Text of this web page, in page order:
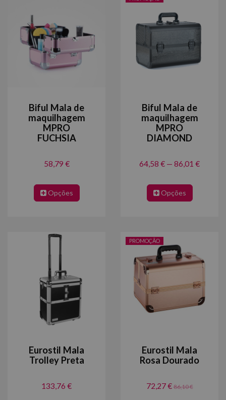
Biful Mala de
maquilhagem
MPRO
FUCHSIA
58,79 €
Opções
Biful Mala de
maquilhagem
MPRO
DIAMOND
64,58 € — 86,01 €
Opções
Eurostil Mala
Trolley Preta
133,76 €
PROMOÇÃO
Eurostil Mala
Rosa Dourado
72,27 €86,10 €